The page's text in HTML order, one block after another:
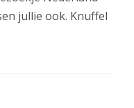
jullie ook. Knuffel